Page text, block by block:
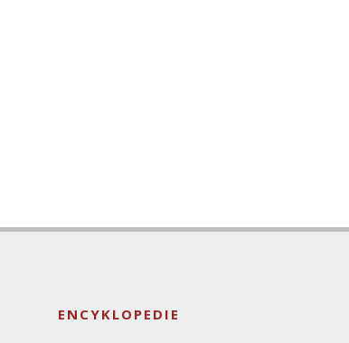
ENCYKLOPEDIE